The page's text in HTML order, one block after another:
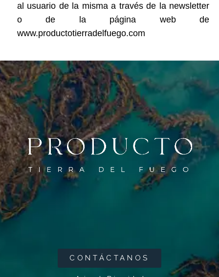
al usuario de la misma a través de la newsletter
o de la página web de
www.productotierradelfuego.com
CONTÁCTANOS